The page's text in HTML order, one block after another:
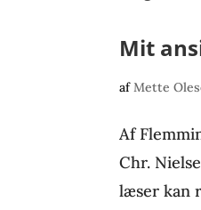
Mit
afMette
Af
Chr.
læser kan